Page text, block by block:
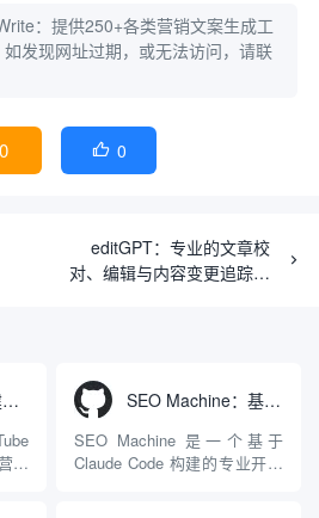
：提供250+各类营销文案生成工
发现网址过期，或无法访问，请联
0  0
editGPT：专业的文章校
对、编辑与内容变更追踪工
ytZolo：辅助创建和优化YouTube视频内容的生成工具
销
SEO Machine：基于Claude Code自动生成或优化长篇博客文章
SEO Machine 是一个基于
Claude Code 构建的专业开源